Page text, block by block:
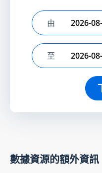
選擇開始日期
由
選擇結束日期
至
數據資源的額外資訊